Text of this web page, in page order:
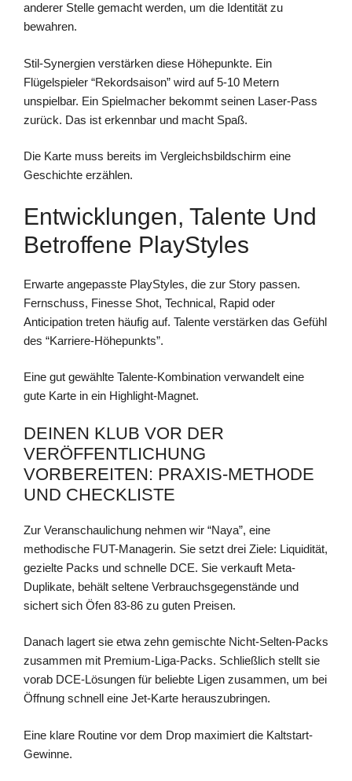
anderer Stelle gemacht werden, um die Identität zu
bewahren.
Stil-Synergien verstärken diese Höhepunkte. Ein
Flügelspieler “Rekordsaison” wird auf 5-10 Metern
unspielbar. Ein Spielmacher bekommt seinen Laser-Pass
zurück. Das ist erkennbar und macht Spaß.
Die Karte muss bereits im Vergleichsbildschirm eine
Geschichte erzählen.
Entwicklungen, Talente Und
Betroffene PlayStyles
Erwarte angepasste PlayStyles, die zur Story passen.
Fernschuss, Finesse Shot, Technical, Rapid oder
Anticipation treten häufig auf. Talente verstärken das Gefühl
des “Karriere-Höhepunkts”.
Eine gut gewählte Talente-Kombination verwandelt eine
gute Karte in ein Highlight-Magnet.
DEINEN KLUB VOR DER
VERÖFFENTLICHUNG
VORBEREITEN: PRAXIS-METHODE
UND CHECKLISTE
Zur Veranschaulichung nehmen wir “Naya”, eine
methodische FUT-Managerin. Sie setzt drei Ziele: Liquidität,
gezielte Packs und schnelle DCE. Sie verkauft Meta-
Duplikate, behält seltene Verbrauchsgegenstände und
sichert sich Öfen 83-86 zu guten Preisen.
Danach lagert sie etwa zehn gemischte Nicht-Selten-Packs
zusammen mit Premium-Liga-Packs. Schließlich stellt sie
vorab DCE-Lösungen für beliebte Ligen zusammen, um bei
Öffnung schnell eine Jet-Karte herauszubringen.
Eine klare Routine vor dem Drop maximiert die Kaltstart-
Gewinne.